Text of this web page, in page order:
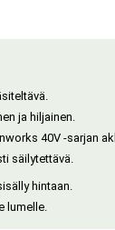
ja hiljainen.
40V -sarjan
säilytettävä.
hintaan.
lumelle.